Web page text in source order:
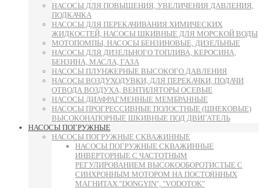
НАСОСЫ ДЛЯ ПОВЫШЕНИЯ, УВЕЛИЧЕНИЯ ДАВЛЕНИЯ,
ПОДКАЧКА
НАСОСЫ ДЛЯ ПЕРЕКАЧИВАНИЯ ХИМИЧЕСКИХ
ЖИДКОСТЕЙ, НАСОСЫ ШКИВНЫЕ ДЛЯ МОРСКОЙ ВОДЫ
МОТОПОМПЫ, НАСОСЫ БЕНЗИНОВЫЕ, ДИЗЕЛЬНЫЕ
НАСОСЫ ДЛЯ ДИЗЕЛЬНОГО ТОПЛИВА, КЕРОСИНА,
БЕНЗИНА, МАСЛА, ГАЗА
НАСОСЫ ПЛУНЖЕРНЫЕ ВЫСОКОГО ДАВЛЕНИЯ
НАСОСЫ ВОЗДУХОДУВКИ, ДЛЯ ПЕРЕКАЧКИ, ПОДАЧИ
ОТВОДА ВОЗДУХА, ВЕНТИЛЯТОРЫ ОСЕВЫЕ
НАСОСЫ ДИАФРАГМЕННЫЕ МЕМБРАННЫЕ
НАСОСЫ ПРОГРЕССИВНЫЕ ПОЛОСТНЫЕ (ШНЕКОВЫЕ)
ВЫСОКОНАПОРНЫЕ ШКИВНЫЕ ПОД ДВИГАТЕЛЬ
НАСОСЫ ПОГРУЖНЫЕ
НАСОСЫ ПОГРУЖНЫЕ СКВАЖИННЫЕ
НАСОСЫ ПОГРУЖНЫЕ СКВАЖИННЫЕ
ИНВЕРТОРНЫЕ С ЧАСТОТНЫМ
РЕГУЛИРОВАНИЕМ ВЫСОКООБОРОТИСТЫЕ С
СИНХРОННЫМ МОТОРОМ НА ПОСТОЯННЫХ
МАГНИТАХ "DONGYIN", "VODOTOK"